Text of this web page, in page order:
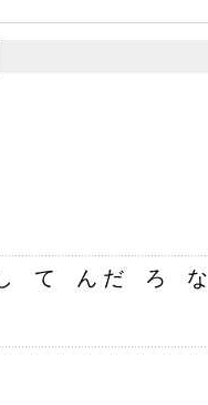
て ん だ ろ な